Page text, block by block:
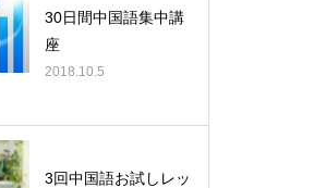
30日間中国語集中講
座
2018.10.5
3回中国語お試しレッ